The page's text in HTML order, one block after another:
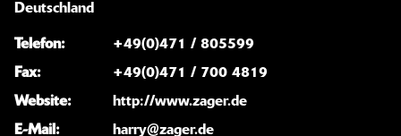
Deutschland
Telefon:
+49(0)471 / 805599
Fax:
+49(0)471 / 700 4819
Website:
http://www.zager.de
E-Mail:
harry@zager.de